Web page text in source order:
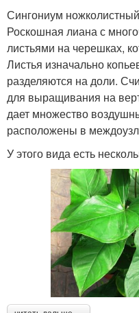
Сингониум
Роскошная лиана с
листьями на черешках,
Листья изначально
разделяются на доли.
для выращивания на
дает множество
расположены в
У этого вида есть